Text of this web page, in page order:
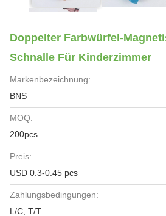
Doppelter Farbwürfel-
Schnalle Für Kinderzimmer
Markenbezeichnung:
BNS
MOQ:
200pcs
Preis:
USD 0.3-0.45 pcs
Zahlungsbedingungen:
L/C, T/T